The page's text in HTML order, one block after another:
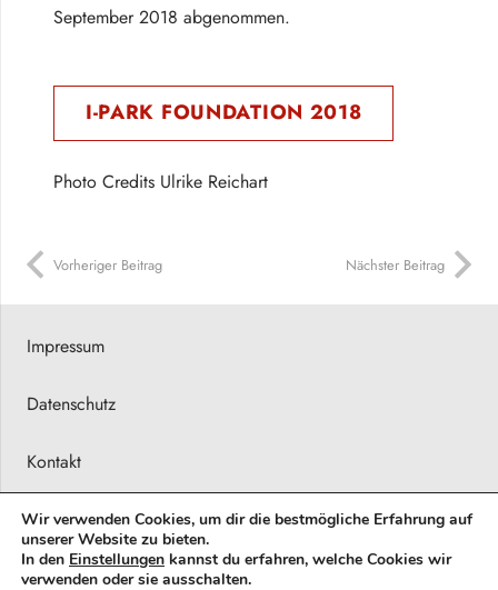
September 2018 abgenommen.
I-PARK FOUNDATION 2018
Photo Credits Ulrike Reichart
Vorheriger Beitrag Nächster Beitrag
Impressum
Datenschutz
Kontakt
Presseberichte
© 2026 Barbara Karsch-Chaïeb
Wir verwenden Cookies, um dir die bestmögliche Erfahrung auf
unserer Website zu bieten.
In den Einstellungen kannst du erfahren, welche Cookies wir
verwenden oder sie ausschalten.